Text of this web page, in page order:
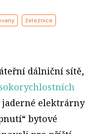
železnice
dálniční sítě,
jaderné elektrárny
bytové